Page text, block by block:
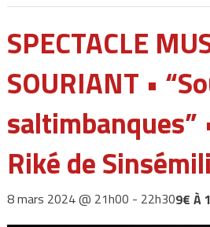
SPECTACLE
SOURIANT •
saltimbanques”
Riké de
8 mars 2024 @ 21h00 - 22h309€ À